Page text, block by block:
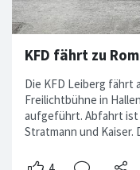
KFD fährt zu
Die KFD Leiberg fährt
Freilichtbühne in
aufgeführt. Abfahrt ist
Stratmann und Kaiser.